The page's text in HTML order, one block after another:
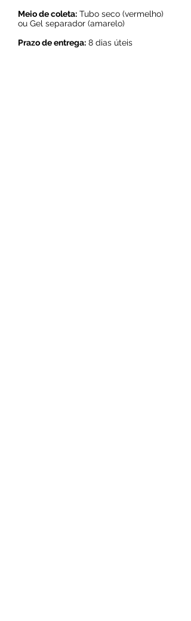
Meio de coleta: Tubo seco (vermelho)
ou Gel separador (amarelo)
Prazo de entrega: 8 dias úteis